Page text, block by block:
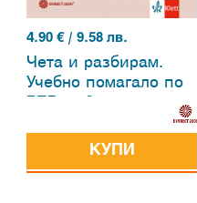
4.90 € / 9.58 лв.
Чета и разбирам.
Учебно помагало по
КУПИ